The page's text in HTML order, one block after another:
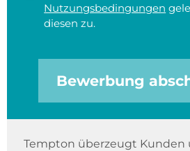
Nutzungsbedingungen
diesen zu.
Bewerbung
Tempton überzeugt Kunden